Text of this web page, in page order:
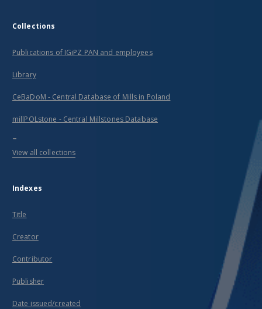
Collections
Publications of IGiPZ PAN and employees
Library
CeBaDoM - Central Database of Mills in Poland
millPOLstone - Central Millstones Database
...
View all collections
Indexes
Title
Creator
Contributor
Publisher
Date issued/created